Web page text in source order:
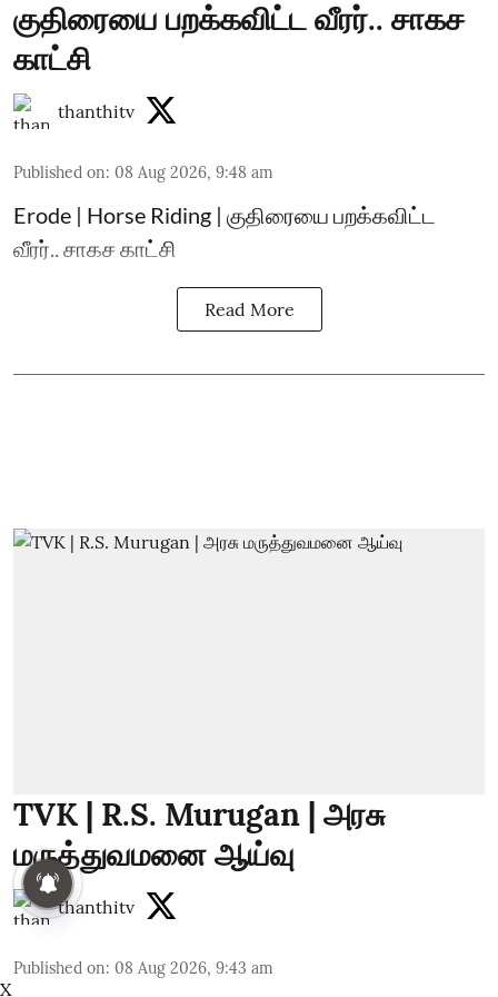
குதிரையை பறக்கவிட்ட வீரர்.. சாகச
காட்சி
thanthitv
Published on: 08 Aug 2026, 9:48 am
Erode | Horse Riding | குதிரையை பறக்கவிட்ட
வீரர்.. சாகச காட்சி
Read More
TVK | R.S. Murugan | அரசு
மருத்துவமனை ஆய்வு
thanthitv
Published on: 08 Aug 2026, 9:43 am
X